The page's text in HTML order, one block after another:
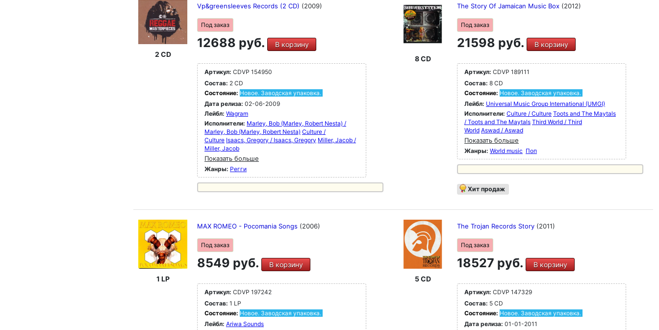
2 CD
Vp&greensleeves Records (2 CD) (2009)
Под заказ
12688 руб. В корзину
Артикул: CDVP 154950
Состав: 2 CD
Состояние: Новое. Заводская упаковка.
Дата релиза: 02-06-2009
Лейбл: Wagram
Исполнители: Marley, Bob (Marley, Robert Nesta) /
Marley, Bob (Marley, Robert Nesta) Culture /
Culture Isaacs, Gregory / Isaacs, Gregory Miller, Jacob /
Miller, Jacob
Показать больше
Жанры: Регги
8 CD
The Story Of Jamaican Music Box (2012)
Под заказ
21598 руб. В корзину
Артикул: CDVP 189111
Состав: 8 CD
Состояние: Новое. Заводская упаковка.
Лейбл: Universal Music Group International (UMGI)
Исполнители: Culture / Culture Toots and The Maytals
/ Toots and The Maytals Third World / Third
World Aswad / Aswad
Показать больше
Жанры: World music Поп
Хит продаж
1 LP
MAX ROMEO - Pocomania Songs (2006)
Под заказ
8549 руб. В корзину
Артикул: CDVP 197242
Состав: 1 LP
Состояние: Новое. Заводская упаковка.
Лейбл: Ariwa Sounds
5 CD
The Trojan Records Story (2011)
Под заказ
18527 руб. В корзину
Артикул: CDVP 147329
Состав: 5 CD
Состояние: Новое. Заводская упаковка.
Дата релиза: 01-01-2011